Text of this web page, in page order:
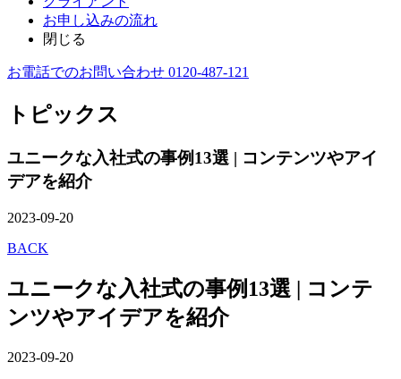
お申し込みの流れ
閉じる
お電話でのお問い合わせ 0120-487-121
トピックス
ユニークな入社式の事例13選 | コンテンツやアイ
デアを紹介
2023-09-20
BACK
ユニークな入社式の事例13選 | コンテ
ンツやアイデアを紹介
2023-09-20